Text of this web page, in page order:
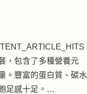
，包含了多種營養元
。豐富的蛋白質、碳水
足感十足。…